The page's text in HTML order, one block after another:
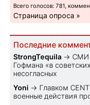
Всего голосов: 781,
Страница опроса »
Последние
StrongTequila → СМИ
Гофмана «в
несогласных
Yoni → Главком
военные действия